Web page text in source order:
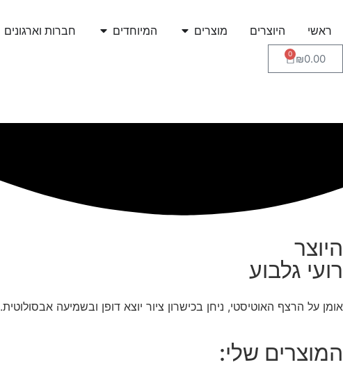
ראשי היוצרים מוצרים המיוחדים חברות וארגונים
₪0.00
0
היוצר
רועי גלבוע
אומן על הרצף האוטיסטי, ניחן בכישרון ציור יוצא דופן ובשמיעה אבסולוטית.
המוצרים שלי: